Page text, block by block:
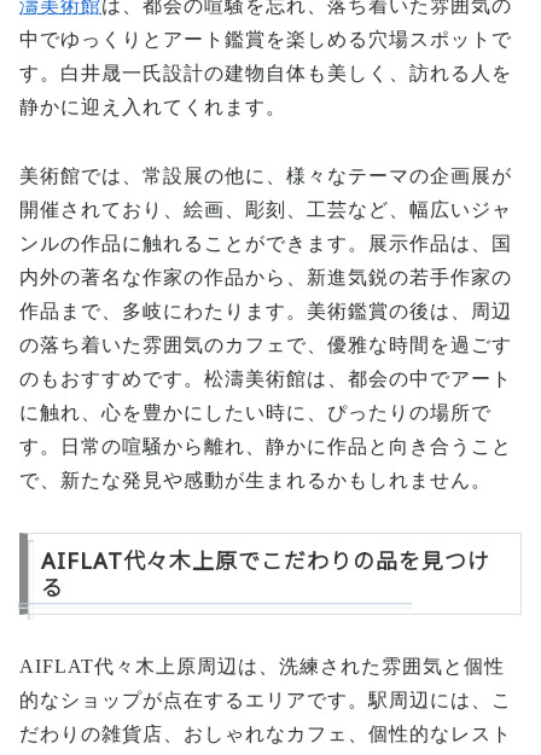
濤美術館は、都会の喧騒を忘れ、落ち着いた雰囲気の
中でゆっくりとアート鑑賞を楽しめる穴場スポットで
す。白井晟一氏設計の建物自体も美しく、訪れる人を
静かに迎え入れてくれます。
美術館では、常設展の他に、様々なテーマの企画展が
開催されており、絵画、彫刻、工芸など、幅広いジャ
ンルの作品に触れることができます。展示作品は、国
内外の著名な作家の作品から、新進気鋭の若手作家の
作品まで、多岐にわたります。美術鑑賞の後は、周辺
の落ち着いた雰囲気のカフェで、優雅な時間を過ごす
のもおすすめです。松濤美術館は、都会の中でアート
に触れ、心を豊かにしたい時に、ぴったりの場所で
す。日常の喧騒から離れ、静かに作品と向き合うこと
で、新たな発見や感動が生まれるかもしれません。
AIFLAT代々木上原でこだわりの品を見つけ
る
AIFLAT代々木上原周辺は、洗練された雰囲気と個性
的なショップが点在するエリアです。駅周辺には、こ
だわりの雑貨店、おしゃれなカフェ、個性的なレスト